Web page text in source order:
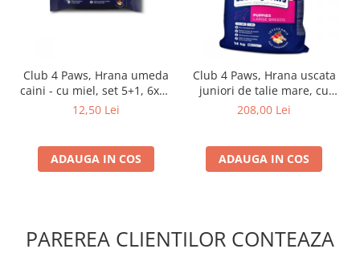
Club 4 Paws, Hrana umeda
caini - cu miel, set 5+1, 6x80
g
12,50 Lei
ADAUGA IN COS
Club 4 Paws, Hrana uscata
juniori de talie mare, cu
pui, 14kg
208,00 Lei
ADAUGA IN COS
PAREREA CLIENTILOR CONTEAZA